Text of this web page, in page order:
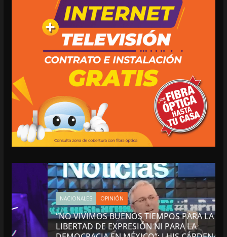
NACIONALES OPINIÓN
“NO VIVIMOS BUENOS TIEMPOS PARA LA
LIBERTAD DE EXPRESIÓN NI PARA LA